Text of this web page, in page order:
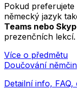
Pokud
německý jazyk
Teams nebo
prezenčních lekcí.
Více o předmětu
Doučování
Detailní info,